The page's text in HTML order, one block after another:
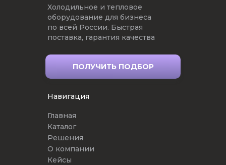
Холодильное и тепловое
оборудование для бизнеса
по всей России. Быстрая
поставка, гарантия качества
ПОЛУЧИТЬ ПОДБОР
Главная
Каталог
Решения
О компании
Кейсы
Навигация